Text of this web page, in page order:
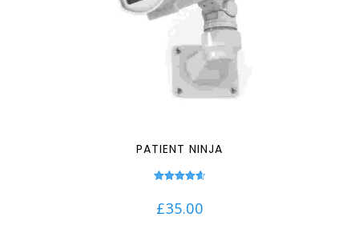
PATIENT NINJA
£35.00
sur 5